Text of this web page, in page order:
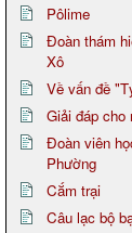
Pôlime
Đoàn thám
Xô
Về vấn đề
Giải đáp cho
Đoàn viên
Phường
Cắm trại
Câu lạc bộ